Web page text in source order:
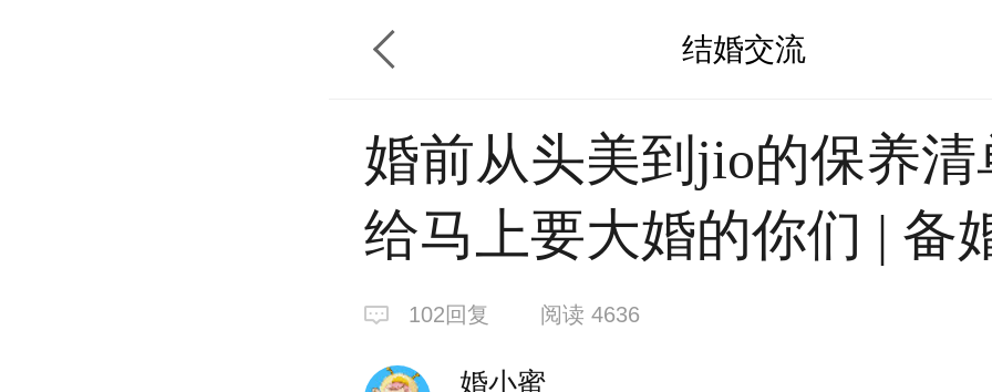
结婚交流
婚前从头美到jio的保养清
给马上要大婚的你们 | 备
102回复 阅读 4636
婚小蜜